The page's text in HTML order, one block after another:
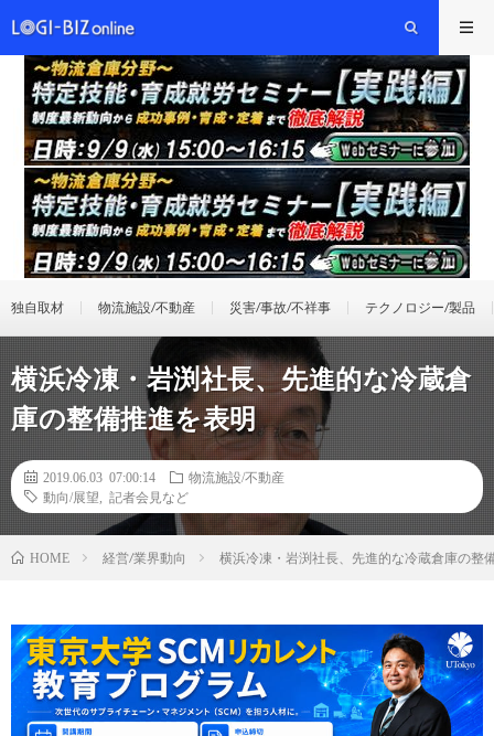
独自取材 物流施設/不動産 災害/事故/不祥事 テクノロジー/製品
横浜冷凍・岩渕社長、先進的な冷蔵倉
庫の整備推進を表明
2019.06.03 07:00:14
物流施設/不動産
動向/展望
記者会見など
HOME 経営/業界動向 横浜冷凍・岩渕社長、先進的な冷蔵倉庫の整